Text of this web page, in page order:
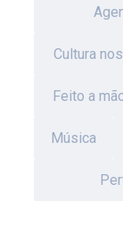
Cultura
Feito a
Música